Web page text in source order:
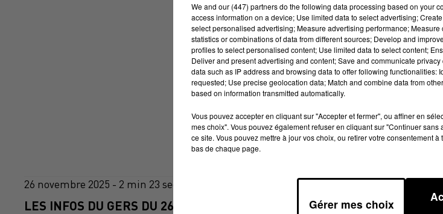
26 novembre 2025 - 2 min 23 sec
LES INFOS DU GERS DU 26/11/2025 À 10H00
We and our (447) partnersdo the following data processing based on your
access information on a device; Use limited data to select advertising;
select personalised advertising; Measure advertising performance;
statistics or combinations of data from different sources; Develop and
profiles to select personalised content; Use limited data to select content;
Deliver and present advertising and content; Save and communicate
data such as IP address and browsing data to offer following functionalities:
requested; Use precise geolocation data; Match and combine data from
based on information transmitted automatically.
Vous pouvez accepter en cliquant sur "Accepter et fermer", ou affiner en
mes choix". Vous pouvez également refuser en cliquant sur "Continuer
ce site. Vous pouvez mettre à jour vos choix, ou retirer votre consentement
bas de chaque page.
Gérer mes choix